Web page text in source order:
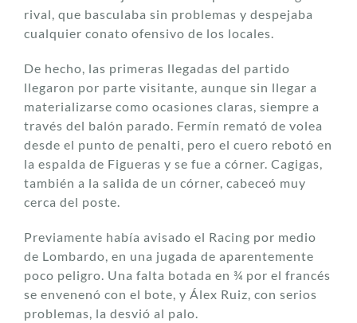
rival, que basculaba sin problemas y despejaba
cualquier conato ofensivo de los locales.
De hecho, las primeras llegadas del partido
llegaron por parte visitante, aunque sin llegar a
materializarse como ocasiones claras, siempre a
través del balón parado. Fermín remató de volea
desde el punto de penalti, pero el cuero rebotó en
la espalda de Figueras y se fue a córner. Cagigas,
también a la salida de un córner, cabeceó muy
cerca del poste.
Previamente había avisado el Racing por medio
de Lombardo, en una jugada de aparentemente
poco peligro. Una falta botada en ¾ por el francés
se envenenó con el bote, y Álex Ruiz, con serios
problemas, la desvió al palo.